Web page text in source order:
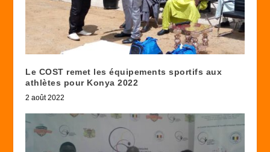
Le COST remet les équipements sportifs aux
athlètes pour Konya 2022
2 août 2022